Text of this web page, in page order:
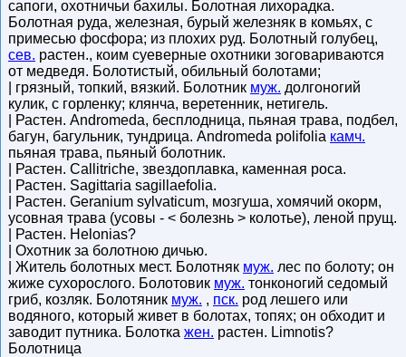
сапоги, охотничьи бахилы. Болотная лихорадка.
Болотная руда, железная, бурый железняк в комьях, с
примесью фосфора; из плохих руд. Болотный голубец,
сев. растен., коим суеверные охотники зоговариваются
от медведя. Болотистый, обильный болотами;
| грязный, топкий, вязкий. Болотник муж. долгоногий
кулик, с горленку; клянча, веретенник, нетигель.
| Растен. Andromeda, бесплодница, пьяная трава, подбел,
багун, багульник, тундрица. Andromeda polifolia камч.
пьяная трава, пьяный болотник.
| Растен. Callitriche, звездоплавка, каменная роса.
| Растен. Sagittaria sagillaefolia.
| Растен. Geranium sylvaticum, мозгуша, хомячий окорм,
усовная трава (усовы - < болезнь > колотье), леной прущ.
| Растен. Helonias?
| Охотник за болотною дичью.
| Житель болотных мест. Болотняк муж. лес по болоту; он
жиже сухорослого. Болотовик муж. тонконогий седомый
гриб, козляк. Болотяник муж. , пск. род лешего или
водяного, который живет в болотах, топях; он обходит и
заводит путника. Болотка жен. растен. Limnotis?
Болотница